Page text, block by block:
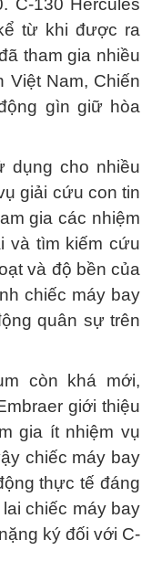
C-130 Hercules
từ khi được ra
tham gia nhiều
Việt Nam, Chiến
gìn giữ hòa
dụng cho nhiều
giải cứu con tin
gia các nhiệm
và tìm kiếm cứu
và độ bền của
chiếc máy bay
quân sự trên
còn khá mới,
giới thiệu
gia ít nhiệm vụ
chiếc máy bay
thực tế đáng
chiếc máy bay
ký đối với C-